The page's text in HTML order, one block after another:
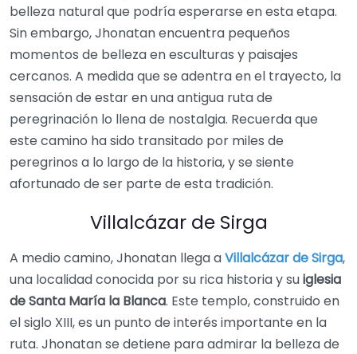
belleza natural que podría esperarse en esta etapa.
Sin embargo, Jhonatan encuentra pequeños
momentos de belleza en esculturas y paisajes
cercanos. A medida que se adentra en el trayecto, la
sensación de estar en una antigua ruta de
peregrinación lo llena de nostalgia. Recuerda que
este camino ha sido transitado por miles de
peregrinos a lo largo de la historia, y se siente
afortunado de ser parte de esta tradición.
Villalcázar de Sirga
A medio camino, Jhonatan llega aVillalcázar de Sirga,
una localidad conocida por su rica historia y suiglesia
de Santa María la Blanca. Este templo, construido en
el siglo XIII, es un punto de interés importante en la
ruta. Jhonatan se detiene para admirar la belleza de